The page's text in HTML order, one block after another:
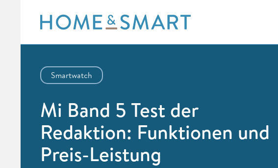
content
Smartwatch
Mi Band 5 Test der
Redaktion: Funktionen und
Preis-Leistung